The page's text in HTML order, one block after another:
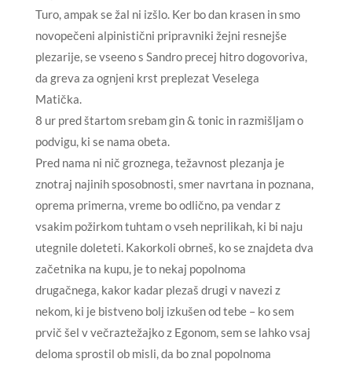
Turo, ampak se žal ni izšlo. Ker bo dan krasen in smo
novopečeni alpinistični pripravniki žejni resnejše
plezarije, se vseeno s Sandro precej hitro dogovoriva,
da greva za ognjeni krst preplezat Veselega
Matička.
8 ur pred štartom srebam gin & tonic in razmišljam o
podvigu, ki se nama obeta.
Pred nama ni nič groznega, težavnost plezanja je
znotraj najinih sposobnosti, smer navrtana in poznana,
oprema primerna, vreme bo odlično, pa vendar z
vsakim požirkom tuhtam o vseh neprilikah, ki bi naju
utegnile doleteti. Kakorkoli obrneš, ko se znajdeta dva
začetnika na kupu, je to nekaj popolnoma
drugačnega, kakor kadar plezaš drugi v navezi z
nekom, ki je bistveno bolj izkušen od tebe – ko sem
prvič šel v večraztežajko z Egonom, sem se lahko vsaj
deloma sprostil ob misli, da bo znal popolnoma